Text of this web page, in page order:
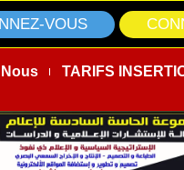
VOUS
TARIFS